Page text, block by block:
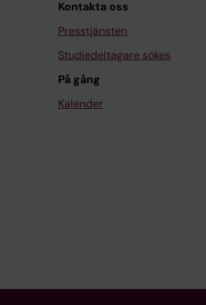
Kontakta oss
Presstjänsten
Studiedeltagare sökes
På gång
Kalender